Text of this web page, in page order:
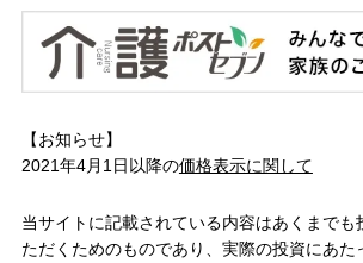
【お知らせ】
2021年4月1日以降の価格表示に関して
当サイトに記載されている内容はあくまでも
ただくためのものであり、実際の投資にあた